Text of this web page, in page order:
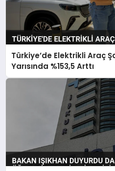
Türkiye’de Elektrikli Araç
Yarısında %153,5 Arttı